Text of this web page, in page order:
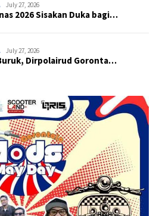
July 27, 2026
2026 Sisakan Duka bagi…
July 27, 2026
Dirpolairud Goronta…